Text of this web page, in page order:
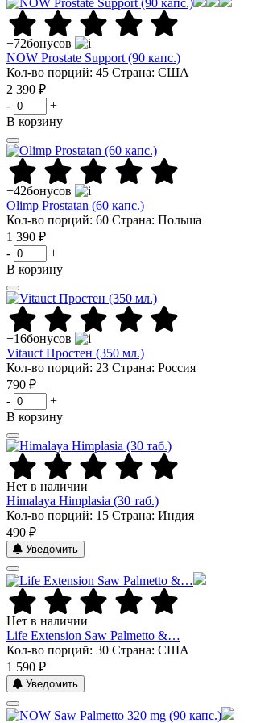
+72бонусов
NOW Prostate Support (90 капс.)
Кол-во порций: 45 Страна: США
2 390 ₽
-
+
В корзину
+42бонусов
Olimp Prostatan (60 капс.)
Кол-во порций: 60 Страна: Польша
1 390 ₽
-
+
В корзину
+16бонусов
Vitauct Простен (350 мл.)
Кол-во порций: 23 Страна: Россия
790 ₽
-
+
В корзину
Нет в наличии
Himalaya Himplasia (30 таб.)
Кол-во порций: 15 Страна: Индия
490 ₽
Уведомить
Нет в наличии
Life Extension Saw Palmetto &…
Кол-во порций: 30 Страна: США
1 590 ₽
Уведомить